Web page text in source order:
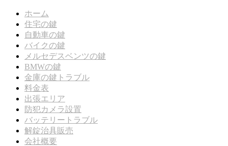
ホーム
住宅の鍵
自動車の鍵
バイクの鍵
メルセデスベンツの鍵
BMWの鍵
金庫の鍵トラブル
料金表
出張エリア
防犯カメラ設置
バッテリートラブル
解錠治具販売
会社概要